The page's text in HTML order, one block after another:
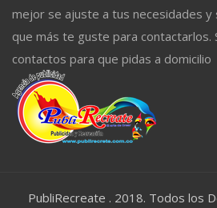
mejor se ajuste a tus necesidades y
que más te guste para contactarlos.
contactos para que pidas a domicilio
PubliRecreate . 2018. Todos los